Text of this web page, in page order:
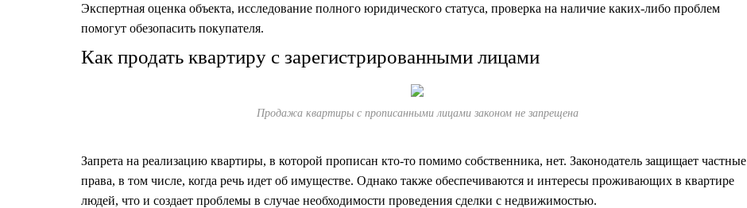
Экспертная оценка объекта, исследование полного юридического статуса, проверка на наличие каких-либо проблем
помогут обезопасить покупателя.
Как продать квартиру с зарегистрированными лицами
Продажа квартиры с прописанными лицами законом не запрещена
Запрета на реализацию квартиры, в которой прописан кто-то помимо собственника, нет. Законодатель защищает частные
права, в том числе, когда речь идет об имуществе. Однако также обеспечиваются и интересы проживающих в квартире
людей, что и создает проблемы в случае необходимости проведения сделки с недвижимостью.